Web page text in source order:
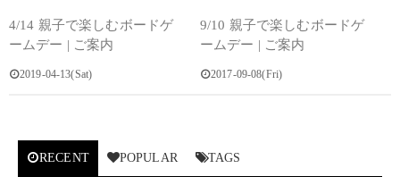
4/14 親子で楽しむボードゲ
ームデー | ご案内
2019-04-13(Sat)
9/10 親子で楽しむボードゲ
ームデー | ご案内
2017-09-08(Fri)
RECENT POPULAR TAGS